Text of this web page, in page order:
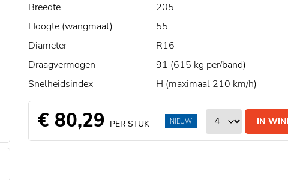
Breedte
205
Hoogte (wangmaat)
55
Diameter
R16
Draagvermogen
91 (615 kg per/band)
Snelheidsindex
H (maximaal 210 km/h)
€ 80,29 PER STUK IN
NIEUW